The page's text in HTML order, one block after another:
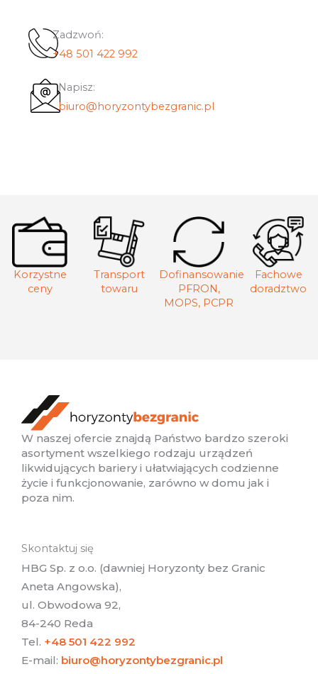
Zadzwoń:
+48 501 422 992
Napisz:
biuro@horyzontybezgranic.pl
Korzystne
ceny
Transport
towaru
Dofinansowanie
PFRON,
MOPS, PCPR
Fachowe
doradztwo
W naszej ofercie znajdą Państwo bardzo szeroki
asortyment wszelkiego rodzaju urządzeń
likwidujących bariery i ułatwiających codzienne
życie i funkcjonowanie, zarówno w domu jak i
poza nim.
Skontaktuj się
HBG Sp. z o.o. (dawniej Horyzonty bez Granic
Aneta Angowska),
ul. Obwodowa 92,
84-240 Reda
Tel. +48 501 422 992
E-mail: biuro@horyzontybezgranic.pl